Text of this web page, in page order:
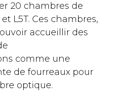
20 chambres de
L5T. Ces chambres,
accueillir des
comme une
de fourreaux pour
optique.